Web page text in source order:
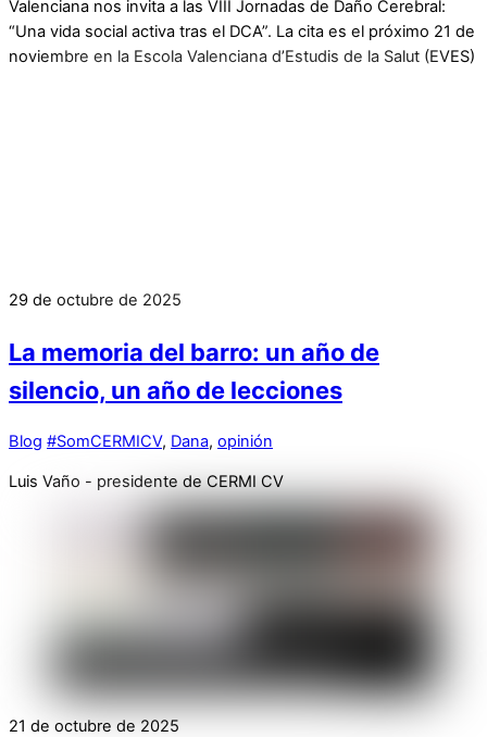
Valenciana nos invita a las VIII Jornadas de Daño Cerebral:
“Una vida social activa tras el DCA”. La cita es el próximo 21 de
noviembre en la Escola Valenciana d’Estudis de la Salut (EVES)
29 de octubre de 2025
La memoria del barro: un año de
silencio, un año de lecciones
Blog #SomCERMICV, Dana, opinión
Luis Vaño - presidente de CERMI CV
21 de octubre de 2025